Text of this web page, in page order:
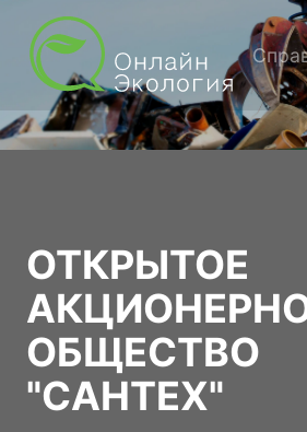
ОТКРЫТОЕ
ОБЩЕСТВО
"САНТЕХ"